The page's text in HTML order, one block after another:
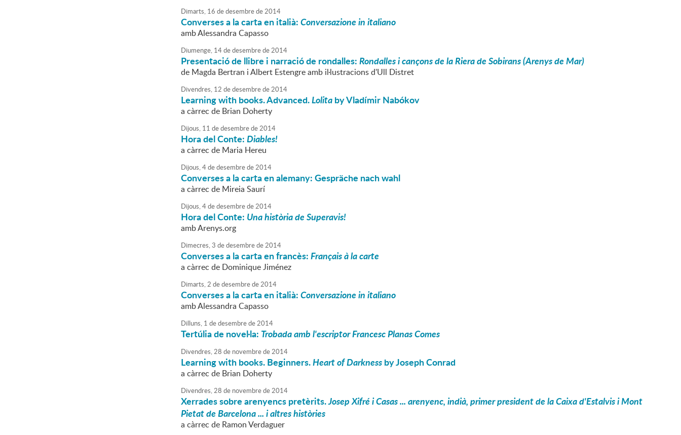
Dimarts, 16 dedesembrede2014
Converses a la carta en italià:Conversazione in italiano
amb Alessandra Capasso
Diumenge, 14dedesembrede2014
Presentació de llibre i narració de rondalles:Rondalles i cançons de la Riera de Sobirans (Arenys de Mar)
de Magda Bertran i Albert Estengre amb il·lustracions d'Ull Distret
Divendres, 12 dedesembrede2014
Learning with books. Advanced.Lolitaby Vladímir Nabókov
a càrrec de Brian Doherty
Dijous, 11 dedesembrede2014
Hora del Conte:Diables!
a càrrec de Maria Hereu
Dijous,4dedesembrede2014
Converses a la carta en alemany: Gespräche nach wahl
a càrrec de Mireia Saurí
Dijous,4dedesembrede2014
Hora del Conte: Una història de Superavis!
amb Arenys.org
Dimecres,3 dedesembrede2014
Converses a la carta en francès:Français à la carte
a càrrec de Dominique Jiménez
Dimarts,2 dedesembrede2014
Converses a la carta en italià:Conversazione in italiano
amb Alessandra Capasso
Dilluns, 1 dedesembrede2014
Tertúlia de novel·la: Trobada amb l'escriptor Francesc Planas Comes
Divendres,28 de novembrede2014
Learning with books. Beginners.Heart of Darknessby Joseph Conrad
a càrrec de Brian Doherty
Divendres,28 de novembrede2014
Xerrades sobre arenyencs pretèrits.Josep Xifré i Casas ... arenyenc, indià, primer president de la Caixa d'Estalvis i Mont
Pietat de Barcelona ... i altres històries
a càrrec de Ramon Verdaguer